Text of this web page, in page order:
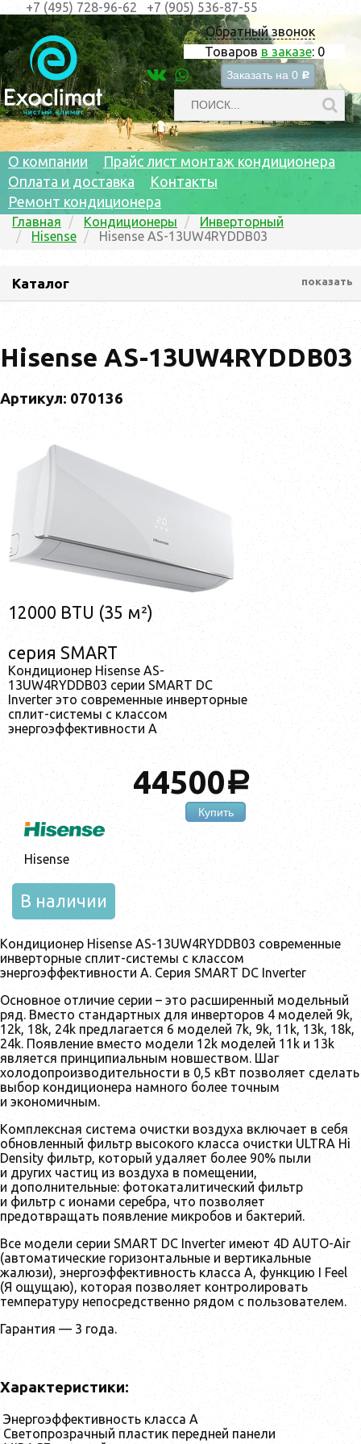
Обратный звонок
Товаров в заказе: 0
Заказать на 0 c
+7 (495) 728-96-62 +7 (905) 536-87-55
О компании
Прайс лист монтаж кондиционера
Оплата и доставка
Контакты
Ремонт кондиционера
Главная Кондиционеры
Инверторный
Hisense
Hisense AS-13UW4RYDDB03
Каталог показать
Hisense AS-13UW4RYDDB03
Артикул: 070136
12000 BTU (35 м²)
серия SMART
Кондиционер Hisense AS-
13UW4RYDDB03 серии SMART DC
Inverter это современные инверторные
сплит-системы с классом
энергоэффективности А
44500a
Купить
Hisense
В наличии
Кондиционер Hisense AS-13UW4RYDDB03 современные
инверторные сплит-системы с классом
энергоэффективности А. Серия SMART DC Inverter
Основное отличие серии – это расширенный модельный
ряд. Вместо стандартных для инверторов 4 моделей 9k,
12k, 18k, 24k предлагается 6 моделей 7k, 9k, 11k, 13k, 18k,
24k. Появление вместо модели 12k моделей 11k и 13k
является принципиальным новшеством. Шаг
холодопроизводительности в 0,5 кВт позволяет сделать
выбор кондиционера намного более точным
и экономичным.
Комплексная система очистки воздуха включает в себя
обновленный фильтр высокого класса очистки ULTRA Hi
Density фильтр, который удаляет более 90% пыли
и других частиц из воздуха в помещении,
и дополнительные: фотокаталитический фильтр
и фильтр с ионами серебра, что позволяет
предотвращать появление микробов и бактерий.
Все модели серии SMART DC Inverter имеют 4D AUTO-Air
(автоматические горизонтальные и вертикальные
жалюзи), энергоэффективность класса А, функцию I Feel
(Я ощущаю), которая позволяет контролировать
температуру непосредственно рядом с пользователем.
Гарантия — 3 года.
Характеристики:
Энергоэффективность класса A
Светопрозрачный пластик передней панели